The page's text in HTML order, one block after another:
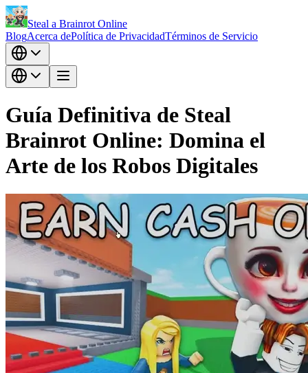
Steal a Brainrot Online
BlogAcerca dePolítica de PrivacidadTérminos de Servicio
Guía Definitiva de Steal
Brainrot Online: Domina el
Arte de los Robos Digitales